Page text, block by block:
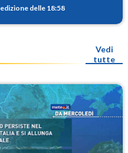
edizione delle 18:58
Vedi
tutte